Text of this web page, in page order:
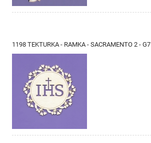
1198 TEKTURKA - RAMKA - SACRAMENTO 2 - G7